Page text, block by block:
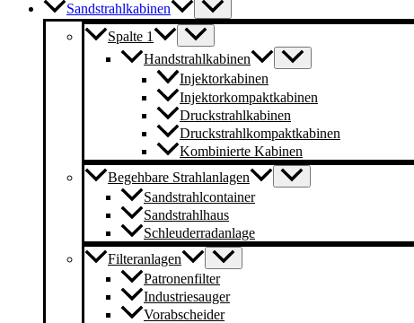
Sandstrahlkabinen
Spalte 1
Handstrahlkabinen
Injektorkabinen
Injektorkompaktkabinen
Druckstrahlkabinen
Druckstrahlkompaktkabinen
Kombinierte Kabinen
Begehbare Strahlanlagen
Sandstrahlcontainer
Sandstrahlhaus
Schleuderradanlage
Filteranlagen
Patronenfilter
Industriesauger
Vorabscheider